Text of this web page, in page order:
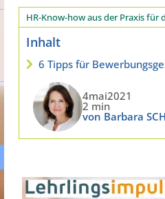
HR-Know-how aus der Praxis für
Inhalt
6 Tipps für
4mai2021
2 min
von Barbara